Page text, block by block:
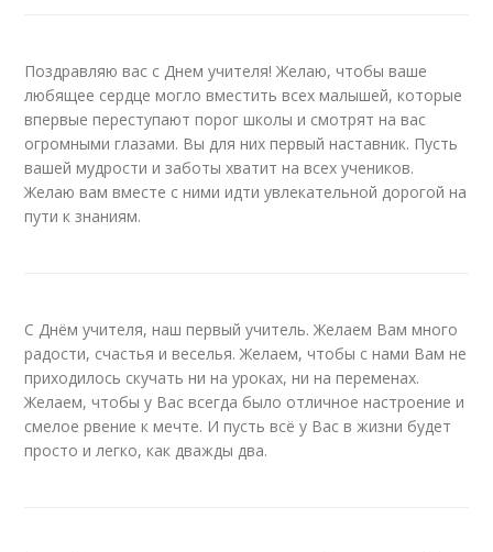
Поздравляю вас с Днем учителя! Желаю, чтобы ваше
любящее сердце могло вместить всех малышей, которые
впервые переступают порог школы и смотрят на вас
огромными глазами. Вы для них первый наставник. Пусть
вашей мудрости и заботы хватит на всех учеников.
Желаю вам вместе с ними идти увлекательной дорогой на
пути к знаниям.
С Днём учителя, наш первый учитель. Желаем Вам много
радости, счастья и веселья. Желаем, чтобы с нами Вам не
приходилось скучать ни на уроках, ни на переменах.
Желаем, чтобы у Вас всегда было отличное настроение и
смелое рвение к мечте. И пусть всё у Вас в жизни будет
просто и легко, как дважды два.